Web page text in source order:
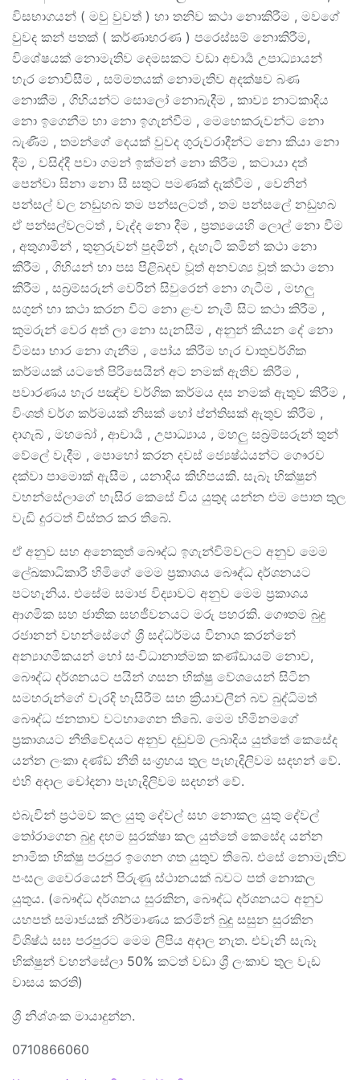
විසභාගයන් ( මවු වුවත් ) හා තනිව කථා නොකිරීම , මවගේ
වුවද කන් පතක් ( කර්ණාභරණ ) පරෙස්සම් නොකිරීම,
විශේෂයක් නොමැතිව දෙමසකට වඩා අචාර්‍ය උපාධ්‍යායන්
හැර නොවිසීම , සම්මතයක් නොමැතිව අදක්ෂව බණ
නොකීම , ගිහියන්ට සොලෝ නොබැදීම , කාව්‍ය නාටකාදිය
නො ඉගෙනීම හා නො ඉගැන්වීම , මෙහෙකරුවන්ට නො
බැණීම , තමන්ගේ දෙයක් වුවද ගුරුවරාදීන්ට නො කියා නො
දීම , වසිද්දී පවා ගමන් ඉක්මන් නො කිරීම , කටායා දත්
පෙන්වා සිනා නො සී සතුට පමණක් දැක්වීම , වෙනින්
පන්සල් වල නඩුහබ තම පන්සලටත් , තම පන්සලේ නඩුහබ
ඒ පන්සල්වලටත් , වැද්ද නො දීම , ප්‍රත්‍යයෙහි ලොල් නො වීම
, අතුගාමින් , තුනුරුවන් පුදමින් , දැහැටි කමින් කථා නො
කිරීම , ගිහියන් හා පස පිළිබදව වූත් අනවශ්‍ය වූත් කථා නො
කිරීම , සබ්‍රම්සරුන් වෙරින් සිවුරෙන් නො ගැටීම , මහලු
සගුන් හා කථා කරන විට නො ළංව නැමී සිට කථා කිරීම ,
කුමරුන් වෙර අත් ලා නො සැනසීම , අනුන් කියන දේ නො
විමසා භාර නො ගැනීම , පෝය කිරීම හැර චාතුවර්ගික
කර්මයක් යටතේ පිරිසෙයින් අට නමක් ඇතිව කිරීම ,
පවාරණය හැර පඤ්ච වර්ගික කර්මය දස නමක් ඇතුව කිරීම ,
විංශත් වර්ග කර්මයක් නිසක් හෝ ප්න්තිසක් ඇතුව කිරීම ,
දාගැබ් , මහබෝ , ආචාර්‍ය , උපාධ්‍යාය , මහලු සබ්‍රම්සරුන් තුන්
වේලේ වැදීම , පොහෝ කරන දවස් ජ්‍යෙෂ්ඨයන්ට ගෞරව
දක්වා පාමොක් ඇසීම , යනාදිය කිහිපයකි. සැබෑ භික්ෂුන්
වහන්සේලාගේ හැසිර කෙසේ විය යුතුද යන්න එම පොත තුල
වැඩි දුරටත් විස්තර කර තිබේ.
ඒ අනුව සහ අනෙකුත් බෞද්ධ ඉගැන්විම්වලට අනුව මෙම
ලේඛකාධිකාරී හිමිගේ මෙම ප්‍රකාශය බෞද්ධ දර්ශනයට
පටහැනිය. එසේම සමාජ විද්‍යාවට අනුව මෙම ප්‍රකාශය
ආගමික සහ ජාතික සහජීවනයට මරු පහරකි. ගෞතම බුදු
රජානන් වහන්සේගේ ශ්‍රී සද්ධර්මය විනාශ කරන්නේ
අන්‍යාගමිකයන් හෝ සංවිධානාත්මක කණ්ඩායම් නොව,
බෞද්ධ දර්ශනයට පයින් ගසන භික්ෂු වේශයෙන් සිටින
සමහරුන්ගේ වැරදි හැසිරීම් සහ ක්‍රියාවලීන් බව බුද්ධිමත්
බෞද්ධ ජනතාව වටහාගෙන තිබේ. මෙම හිමිනමගේ
ප්‍රකාශයට නීතිවේදයට අනුව දඩුවම් ලබාදිය යුත්තේ කෙසේද
යන්න ලංකා දණ්ඩ නීති සංග්‍රහය තුල පැහැදිලිවම සදහන් වේ.
එහි අදාල චෝදනා පැහැදිලිවම සදහන් වේ.
එබැවින් ප්‍රථමව කල යුතු දේවල් සහ නොකල යුතු දේවල්
තෝරාගෙන බුදු දහම සුරක්ෂා කල යුත්තේ කෙසේද යන්න
නාමික භික්ෂු පරපුර ඉගෙන ගත යුතුව තිබේ. එසේ නොමැතිව
පංසල වෛරයෙන් පිරුණු ස්ථානයක් බවට පත් නොකල
යුතුය. (බෞද්ධ දර්ශනය සුරකින, බෞද්ධ දර්ශනයට අනුව
යහපත් සමාජයක් නිර්මාණය කරමින් බුදු සසුන සුරකින
විශිෂ්ඨ සඝ පරපුරට මෙම ලිපිය අදාල නැත. එවැනි සැබෑ
භික්ෂුන් වහන්සේලා 50% කටත් වඩා ශ්‍රී ලංකාව තුල වැඩ
වාසය කරති)
ශ්‍රී නිශ්ශංක මායාදුන්න.
0710866060